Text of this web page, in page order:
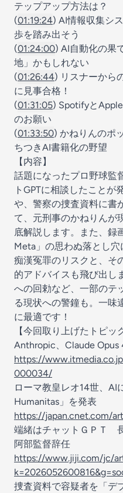
テップアップ方法は？
(01:19:24) AI情報収集シ
歩を踏み出そう
(01:24:00) AI自動化の果
地」かもしれない
(01:26:44) リスナーから
に見事合格！
(01:31:05) Spotifyと
のお願い
(01:33:50) かねりんのポ
ちつきAI書籍化の野望
【内容】
話題になったプロ野球監
トGPTに相談したことが
や、警察の捜査資料に書
て、元刑事のかねりんが
底解説します。また、録
Meta」の思わぬ落とし穴
痴漢冤罪のリスクと、そ
的アドバイスも飛び出し
への回勅など、一部のテ
る現状への警鐘も。一味
に最適です！
【今回取り上げたトピッ
Anthropic、Claude Opus
https://
000034/
ローマ教皇レオ14世、
Humanitas」を発表
https://japan.cnet.com/
端緒はチャットＧＰＴ
阿部監督辞任
https://www.jiji.com/jc/
捜査資料で容疑者を「